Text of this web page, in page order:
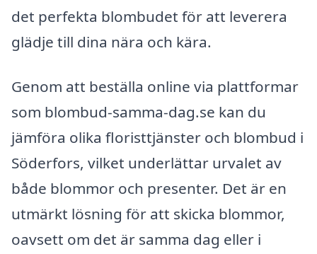
det perfekta blombudet för att leverera
glädje till dina nära och kära.
Genom att beställa online via plattformar
som blombud-samma-dag.se kan du
jämföra olika floristtjänster och blombud i
Söderfors, vilket underlättar urvalet av
både blommor och presenter. Det är en
utmärkt lösning för att skicka blommor,
oavsett om det är samma dag eller i